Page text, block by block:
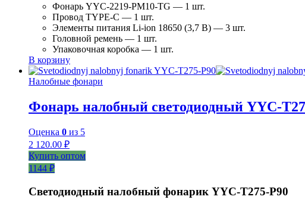
Фонарь YYC-2219-PM10-TG — 1 шт.
Провод TYPE-C — 1 шт.
Элементы питания Li-ion 18650 (3,7 В) — 3 шт.
Головной ремень — 1 шт.
Упаковочная коробка — 1 шт.
В корзину
Налобные фонари
Фонарь налобный светодиодный YYC-
Оценка 0 из 5
2 120.00 ₽
Купить оптом
1144 ₽
Светодиодный налобный фонарик YYC-T275-P90